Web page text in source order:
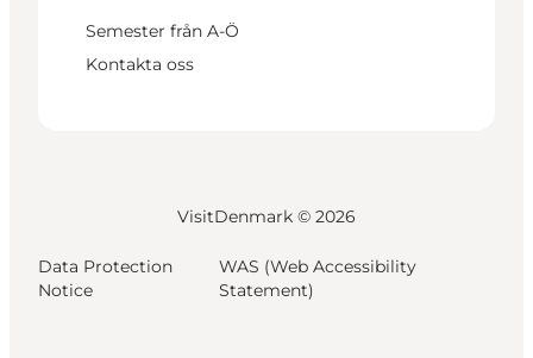
Semester från A-Ö
Kontakta oss
VisitDenmark © 2026
Data Protection
Notice
WAS (Web Accessibility
Statement)